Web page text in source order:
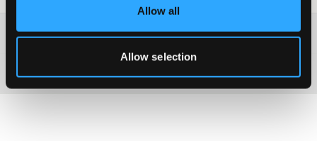
Allow all
Allow selection
Washing advice
Materiale